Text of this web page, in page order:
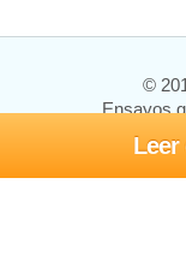
©
Ensayos